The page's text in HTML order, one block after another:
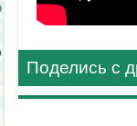
Поделись с